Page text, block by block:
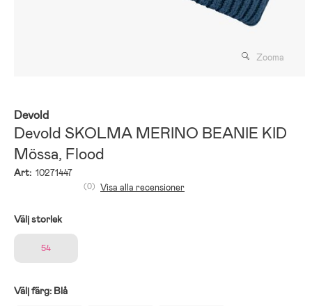
Zooma
Devold
Devold SKOLMA MERINO BEANIE KID
Mössa, Flood
Art: 10271447
(0) Visa alla recensioner
Välj storlek
54
Välj färg: Blå